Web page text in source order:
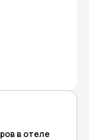
в отеле